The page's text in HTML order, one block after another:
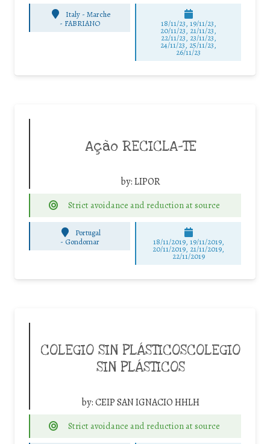
Italy - Marche
- FABRIANO 18/11/23, 19/11/23,
20/11/23, 21/11/23,
22/11/23, 23/11/23,
24/11/23, 25/11/23,
26/11/23
Ação RECICLA-TE
by:LIPOR
Strict avoidance and reduction at source
Portugal
- Gondomar 18/11/2019, 19/11/2019,
20/11/2019, 21/11/2019,
22/11/2019
COLEGIO SIN PLÁSTICOSCOLEGIO
SIN PLÁSTICOS
by:CEIP SAN IGNACIO HHLH
Strict avoidance and reduction at source